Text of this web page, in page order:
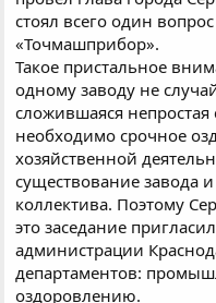
стоял всего один
«Точмашприбор».
Такое пристальное
одному заводу не
сложившаяся
необходимо срочное
хозяйственной
существование завода
коллектива. Поэтому
это заседание
администрации
департаментов:
оздоровлению.